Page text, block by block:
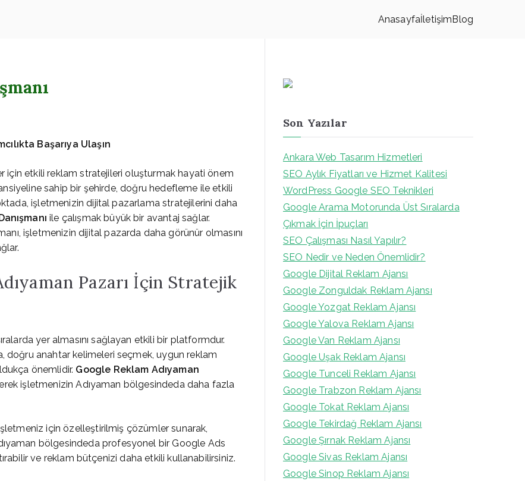
AnasayfaİletişimBlog
Başarıya Ulaşın
için etkili reklam stratejileri oluşturmak hayati önem
sahip bir şehirde, doğru hedefleme ile etkili
işletmenizin dijital pazarlama stratejilerini daha
ile çalışmak büyük bir avantaj sağlar.
işletmenizin dijital pazarda daha görünür olmasını
Pazarı İçin Stratejik
yer almasını sağlayan etkili bir platformdur.
doğru anahtar kelimeleri seçmek, uygun reklam
önemlidir. Google Reklam Adıyaman
işletmenizin Adıyaman bölgesindeda daha fazla
için özelleştirilmiş çözümler sunarak,
bölgesindeda profesyonel bir Google Ads
ve reklam bütçenizi daha etkili kullanabilirsiniz.
Son Yazılar
Ankara Web Tasarım Hizmetleri
SEO Aylık Fiyatları ve Hizmet Kalitesi
WordPress Google SEO Teknikleri
Google Arama Motorunda Üst Sıralarda
Çıkmak İçin İpuçları
SEO Çalışması Nasıl Yapılır?
SEO Nedir ve Neden Önemlidir?
Google Dijital Reklam Ajansı
Google Zonguldak Reklam Ajansı
Google Yozgat Reklam Ajansı
Google Yalova Reklam Ajansı
Google Van Reklam Ajansı
Google Uşak Reklam Ajansı
Google Tunceli Reklam Ajansı
Google Trabzon Reklam Ajansı
Google Tokat Reklam Ajansı
Google Tekirdağ Reklam Ajansı
Google Şırnak Reklam Ajansı
Google Sivas Reklam Ajansı
Google Sinop Reklam Ajansı